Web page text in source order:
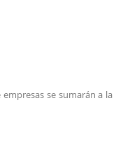
se sumarán a la